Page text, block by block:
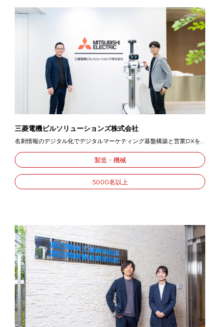
三菱電機ビルソリューションズ株式会社
名刺情報のデジタル化でデジタルマーケティング基盤構築と営業DXを...
製造・機械
5000名以上